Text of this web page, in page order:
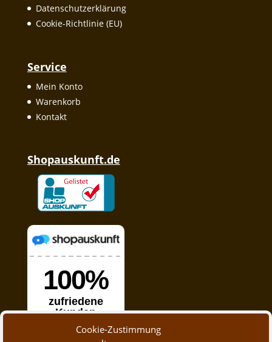
Cookie-Zustimmung
Datenschutzerklärung
Cookie-Richtlinie (EU)
Service
Mein Konto
Warenkorb
Kontakt
Shopauskunft.de